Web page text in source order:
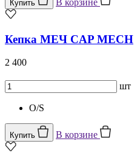
Купить
Кепка МЕЧ CAP MECH
2 400
шт
O/S
Купить В корзине